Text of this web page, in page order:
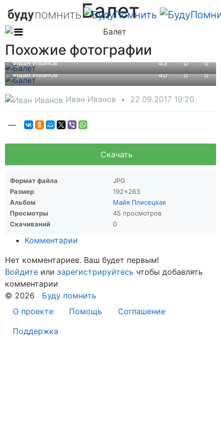
Балет
Похожие фотографии
43 0 0
Иван Иванов
40
0 0
Иван Иванов
Иван Иванов 22.09.2017 19:20
—
Скачать
Формат файла
JPG
Размер
192×263
Альбом
Майя Плисецкая
Просмотры
45 просмотров
Скачиваний
0
Комментарии
Нет комментариев. Ваш будет первым!
Войдите или зарегистрируйтесь чтобы добавлять
комментарии
© 2026 Буду помнить
О проекте
Помощь
Соглашение
Поддержка